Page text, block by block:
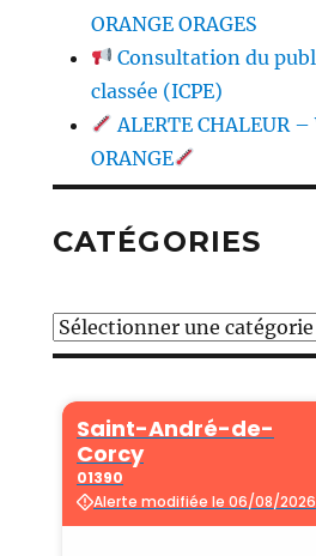
ORANGE ORAGES
Consultation du
classée (ICPE)
ALERTE CHALEUR
ORANGE
CATÉGORIES
Catégories